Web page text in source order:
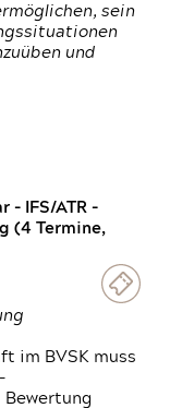
sein
und
- IFS/ATR -
(4 Termine,
im BVSK muss
Bewertung